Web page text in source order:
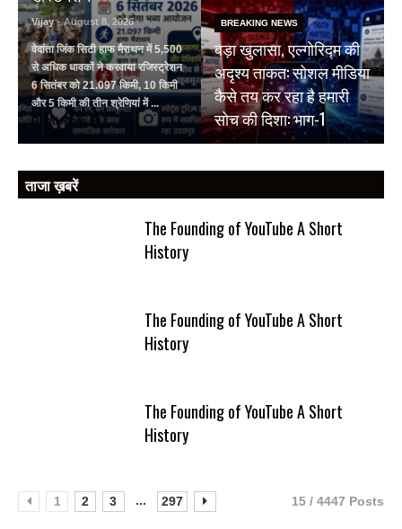
Vijay - August 8, 2026
वेदांता जिंक सिटी हाफ मैराथन में 5,500
से अधिक धावकों ने करवाया रजिस्ट्रेशन
6 सितंबर को 21.097 किमी, 10 किमी
और 5 किमी की तीन श्रेणियां में ...
Read More
BREAKING NEWS
बड़ा खुलासा, एल्गोरिद्म की
अदृश्य ताकत: सोशल मीडिया
कैसे तय कर रहा है हमारी
सोच की दिशा: भाग-1
ताजा ख़बरें
The Founding of YouTube A Short
History
The Founding of YouTube A Short
History
The Founding of YouTube A Short
History
1 2 3 ... 297 15 / 4447 Posts